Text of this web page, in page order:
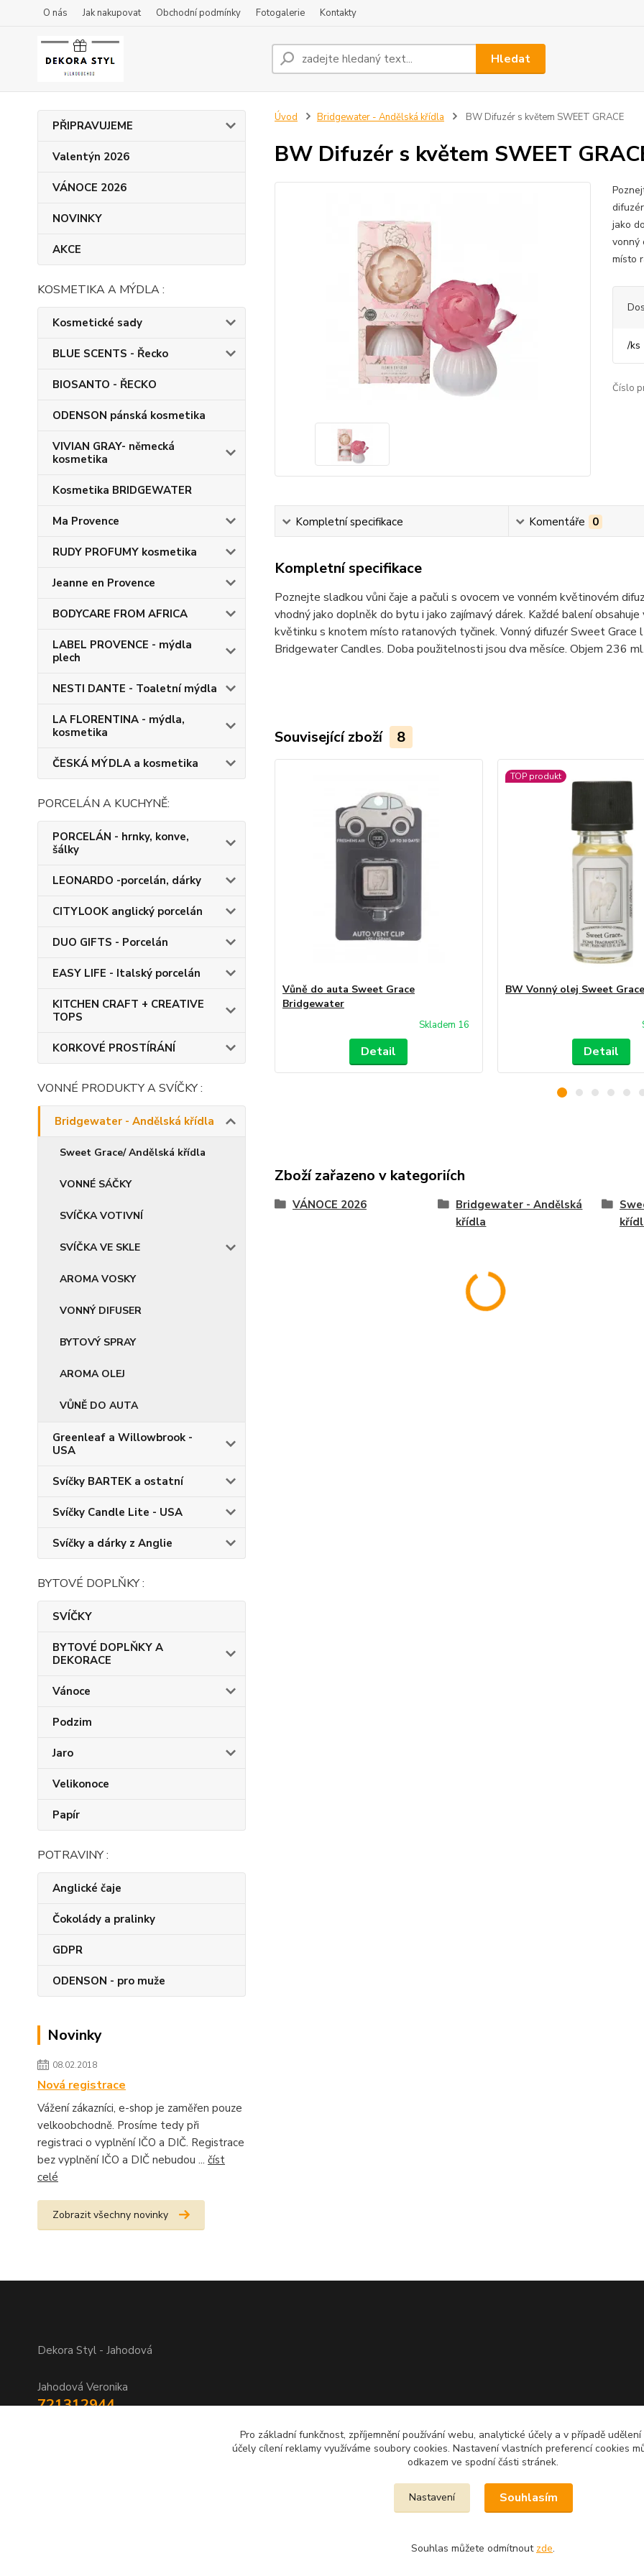
O nás Jak nakupovat Obchodní podmínky Fotogalerie Kontakty
Hledat
PŘIPRAVUJEME
Valentýn 2026
VÁNOCE 2026
NOVINKY
AKCE
KOSMETIKA A MÝDLA :
Kosmetické sady
BLUE SCENTS - Řecko
BIOSANTO - ŘECKO
ODENSON pánská kosmetika
VIVIAN GRAY- německá
kosmetika
Kosmetika BRIDGEWATER
Ma Provence
RUDY PROFUMY kosmetika
Jeanne en Provence
BODYCARE FROM AFRICA
LABEL PROVENCE - mýdla
plech
NESTI DANTE - Toaletní mýdla
LA FLORENTINA - mýdla,
kosmetika
ČESKÁ MÝDLA a kosmetika
PORCELÁN A KUCHYNĚ:
PORCELÁN - hrnky, konve,
šálky
LEONARDO -porcelán, dárky
CITYLOOK anglický porcelán
DUO GIFTS - Porcelán
EASY LIFE - Italský porcelán
KITCHEN CRAFT + CREATIVE
TOPS
KORKOVÉ PROSTÍRÁNÍ
VONNÉ PRODUKTY A SVÍČKY :
Bridgewater - Andělská křídla
Sweet Grace/ Andělská křídla
VONNÉ SÁČKY
SVÍČKA VOTIVNÍ
SVÍČKA VE SKLE
AROMA VOSKY
VONNÝ DIFUSER
BYTOVÝ SPRAY
AROMA OLEJ
VŮNĚ DO AUTA
Greenleaf a Willowbrook -
USA
Svíčky BARTEK a ostatní
Svíčky Candle Lite - USA
Svíčky a dárky z Anglie
BYTOVÉ DOPLŇKY :
SVÍČKY
BYTOVÉ DOPLŇKY A
DEKORACE
Vánoce
Podzim
Jaro
Velikonoce
Papír
POTRAVINY :
Anglické čaje
Čokolády a pralinky
GDPR
ODENSON - pro muže
Novinky
08.02.2018
Nová registrace
Vážení zákazníci, e-shop je zaměřen pouze
velkoobchodně. Prosíme tedy při
registraci o vyplnění IČO a DIČ. Registrace
bez vyplnění IČO a DIČ nebudou ... číst
celé
Zobrazit všechny novinky
Úvod Bridgewater - Andělská křídla BW Difuzér s květem SWEET GRACE
BW Difuzér s květem SWEET
jako
vonný
místo
/ks
Číslo
Kompletní specifikace Komentáře 0
Kompletní specifikace
Poznejte sladkou vůni čaje a pačuli s ovocem ve vonném květinovém
vhodný jako doplněk do bytu i jako zajímavý dárek. Každé balení
květinku s knotem místo ratanových tyčinek. Vonný difuzér Sweet
Bridgewater Candles. Doba použitelnosti jsou dva měsíce. Objem 236
Související zboží 8
Vůně do auta Sweet Grace
Bridgewater
Skladem 16
Detail
TOP produkt
BW Vonný olej Sweet Grace
Detail
Zboží zařazeno v kategoriích
VÁNOCE 2026
Bridgewater - Andělská
křídla
Dekora Styl - Jahodová
Jahodová Veronika
721312944
Pro základní funkčnost, zpříjemnění používání webu, analytické účely a v případě
účely cílení reklamy využíváme soubory cookies. Nastavení vlastních preferencí cookies
odkazem ve spodní části stránek.
Nastavení Souhlasím
Souhlas můžete odmítnout zde.